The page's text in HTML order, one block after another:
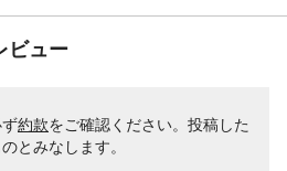
ビュー
約款をご確認ください。投稿した
とみなします。